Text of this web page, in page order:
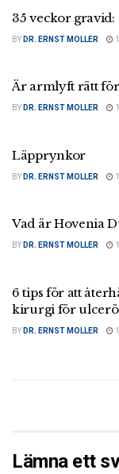
35 veckor
BY DR. ERNST MOLLER
Är armlyft rätt för
BY DR. ERNST MOLLER
Läpprynkor
BY DR. ERNST MOLLER
Vad är Hovenia
BY DR. ERNST MOLLER
6 tips för att
kirurgi för
BY DR. ERNST MOLLER
Lämna ett